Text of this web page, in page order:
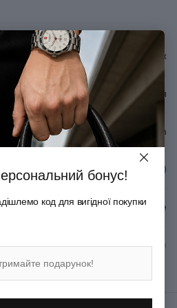
машині.
Victorinox
Швейцарія
Swiss Modern
Японські (сантоку)
Рифлене
Поліпропілен
Неіржавна сталь
бонус!
код для вигідної покупки